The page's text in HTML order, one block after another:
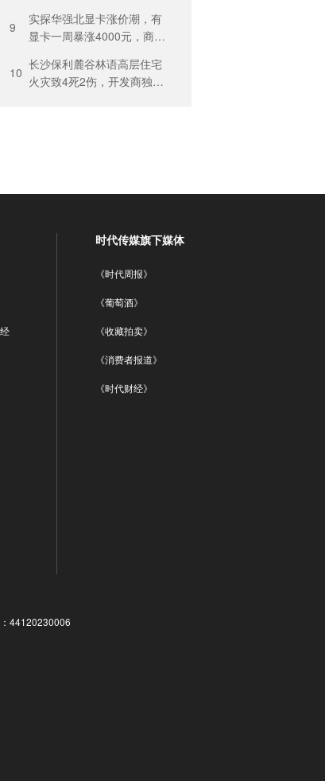
出”困住投保人
9
实探华强北显卡涨价潮，有
显卡一周暴涨4000元，商
10
长沙保利麓谷林语高层住宅
火灾致4死2伤，开发商独家
时代传媒旗下媒体
《时代周报》
《葡萄酒》
《收藏拍卖》
《消费者报道》
《时代财经》
44120230006